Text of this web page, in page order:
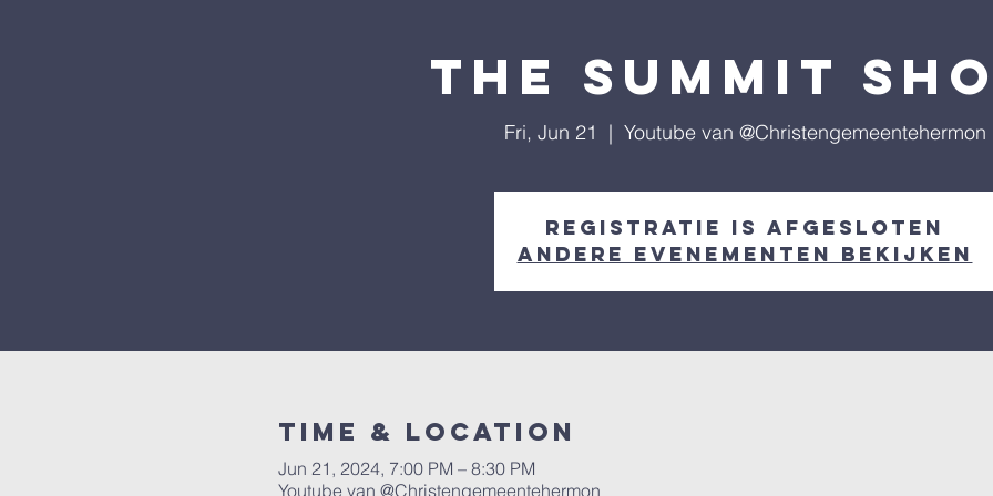
The Summit
Fri, Jun 21
  |
Youtube van @Christengemeentehermon
Registratie is afgesloten
Andere evenementen bekijken
Time & Location
Jun 21, 2024, 7:00 PM – 8:30 PM
Youtube van @Christengemeentehermon